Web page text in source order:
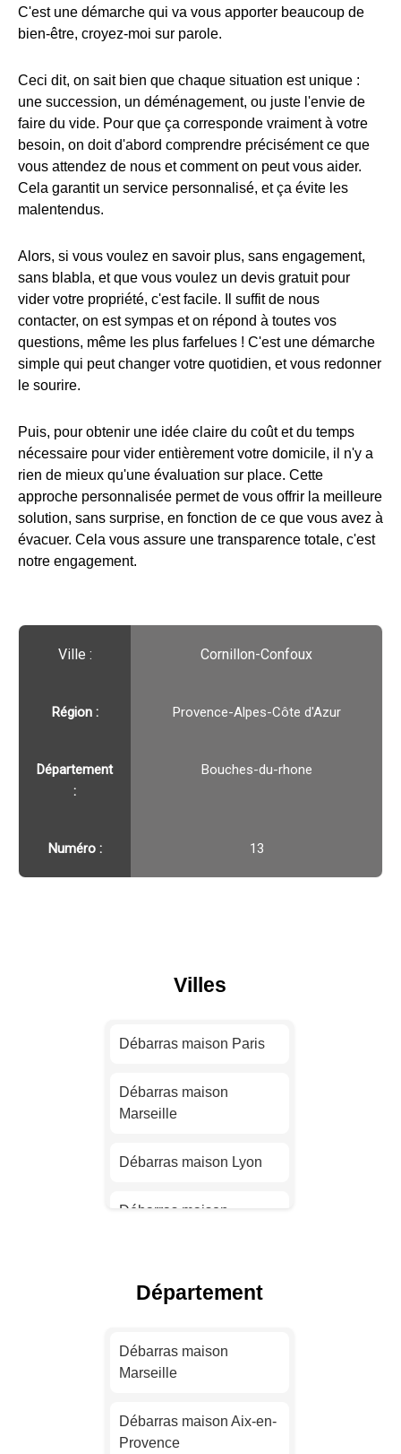
C'est une démarche qui va vous apporter beaucoup de
bien-être, croyez-moi sur parole.
Ceci dit, on sait bien que chaque situation est unique :
une succession, un déménagement, ou juste l'envie de
faire du vide. Pour que ça corresponde vraiment à votre
besoin, on doit d'abord comprendre précisément ce que
vous attendez de nous et comment on peut vous aider.
Cela garantit un service personnalisé, et ça évite les
malentendus.
Alors, si vous voulez en savoir plus, sans engagement,
sans blabla, et que vous voulez un devis gratuit pour
vider votre propriété, c'est facile. Il suffit de nous
contacter, on est sympas et on répond à toutes vos
questions, même les plus farfelues ! C'est une démarche
simple qui peut changer votre quotidien, et vous redonner
le sourire.
Puis, pour obtenir une idée claire du coût et du temps
nécessaire pour vider entièrement votre domicile, il n'y a
rien de mieux qu'une évaluation sur place. Cette
approche personnalisée permet de vous offrir la meilleure
solution, sans surprise, en fonction de ce que vous avez à
évacuer. Cela vous assure une transparence totale, c'est
notre engagement.
Ville :️ Cornillon-Confoux
Région :️ Provence-Alpes-Côte d'Azur
Département
:
Bouches-du-rhone
Numéro : 13
Villes
Débarras maison Paris
Débarras maison
Marseille
Débarras maison Lyon
Débarras maison
Débarras maison Nice
Débarras maison
Débarras maison
Département
Débarras maison
Marseille
Débarras maison Aix-en-
Provence